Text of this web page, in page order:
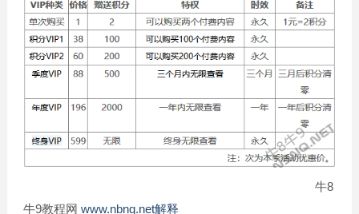
牛8
牛9教程网 www.nbnq.net解释